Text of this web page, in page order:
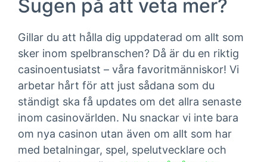
Sugen på att veta mer?
Gillar du att hålla dig uppdaterad om allt som
sker inom spelbranschen? Då är du en riktig
casinoentusiatst – våra favoritmänniskor! Vi
arbetar hårt för att just sådana som du
ständigt ska få updates om det allra senaste
inom casinovärlden. Nu snackar vi inte bara
om nya casinon utan även om allt som har
med betalningar, spel, spelutvecklare och